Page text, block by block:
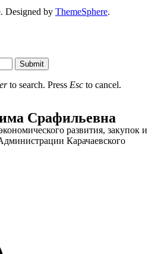
Designed by ThemeSphere.
Submit
to search. Press Esc to cancel.
Срафильевна
развития, закупок и
Карачаевского